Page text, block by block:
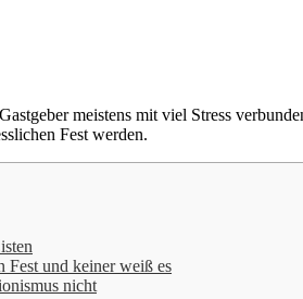
meistens mit viel Stress
Fest werden.
Fest und keiner weiß es
nicht